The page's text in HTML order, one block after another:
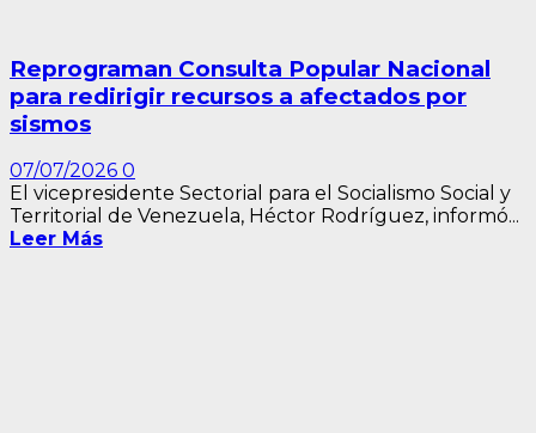
Reprograman Consulta Popular Nacional
para redirigir recursos a afectados por
sismos
07/07/2026 0
El vicepresidente Sectorial para el Socialismo Social y
Territorial de Venezuela, Héctor Rodríguez, informó...
Leer Más